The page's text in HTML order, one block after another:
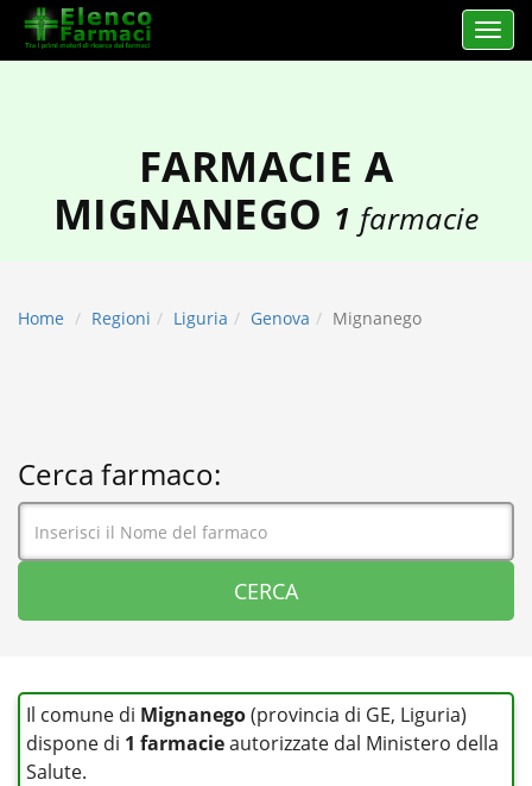
Apri
elencofarmaci.it
FARMACIE A
MIGNANEGO 1 farmacie
Home Regioni Liguria Genova Mignanego
Cerca farmaco:
Il comune di Mignanego(provincia di GE, Liguria)
dispone di 1 farmacieautorizzate dal Ministero della
Salute.